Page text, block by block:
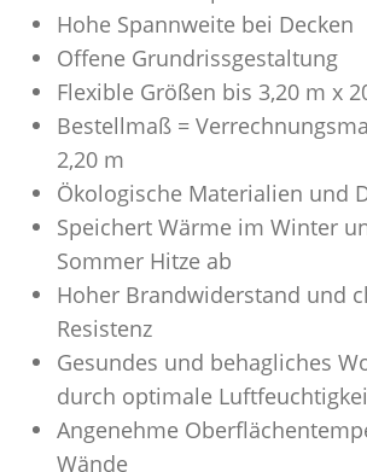
Hohe Spannweite bei Decken
Offene Grundrissgestaltung
Flexible Größen bis 3,20 m x
Bestellmaß =
2,20 m
Ökologische Materialien und
Speichert Wärme im Winter
Sommer Hitze ab
Hoher Brandwiderstand und
Resistenz
Gesundes und behagliches
durch optimale
Angenehme
Wände